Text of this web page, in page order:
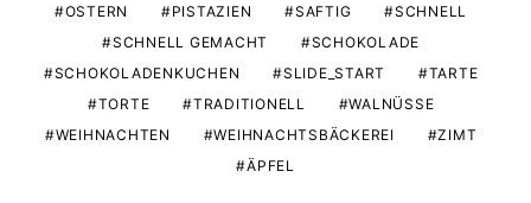
OSTERN
PISTAZIEN SAFTIG
SCHNELL
SCHNELL GEMACHT
SCHOKOLADE
SCHOKOLADENKUCHEN
SLIDE_START
TARTE
TORTE
TRADITIONELL
WALNÜSSE
WEIHNACHTEN
WEIHNACHTSBÄCKEREI
ZIMT
ÄPFEL